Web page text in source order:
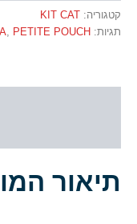
קטגוריה: KIT CAT
תגיות: PETITE POUCH
תיאור